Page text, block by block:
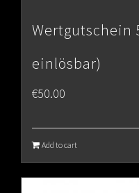
Wertgutschein
einlösbar)
€50.00
Add to cart